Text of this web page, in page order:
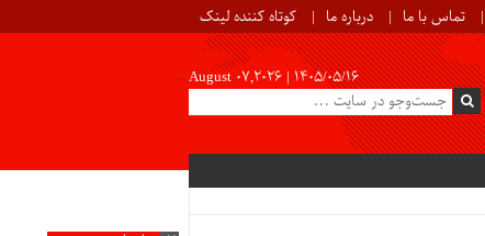
تماس با ما درباره ما کوتاه کننده لینک
August 07,2026 | ۱۴۰۵/۰۵/۱۶